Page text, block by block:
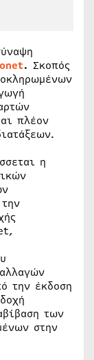
. Σκοπός
πλέον
η
την έκδοση
των
στην